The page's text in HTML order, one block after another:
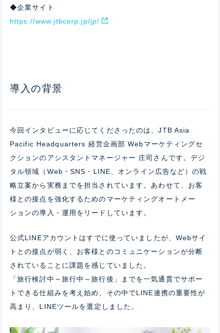
◆企業サイト
https://www.jtbcorp.jp/jp/
導入の背景
今回インタビューに応じてくださったのは、JTB Asia
Pacific Headquarters 経営企画部 Webマーケティングセ
クションのアシスタントマネージャー 庄司さんです。デジ
タル領域（Web・SNS・LINE、オンライン広告など）の戦
略立案から実務までを担当されています。あわせて、お客
様との接点を強化するためのマーケティングオートメー
ションの導入・運用をリードしています。
公式LINEアカウントはすでに使っていましたが、Webサイ
トとの接点が弱く、お客様とのコミュニケーションが分断
されていることに課題を感じていました。
「旅行検討中～旅行中～旅行後」までを一気通貫でサポー
トできる仕組みを考え始め、その中でLINE連携の重要性が
高まり、LINEツールを選定 しました。